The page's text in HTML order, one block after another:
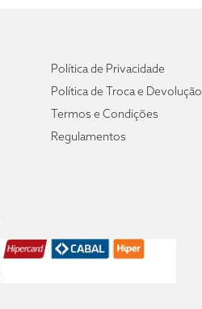
Política de Privacidade
Política de Troca e Devolução
Termos e Condições
Regulamentos